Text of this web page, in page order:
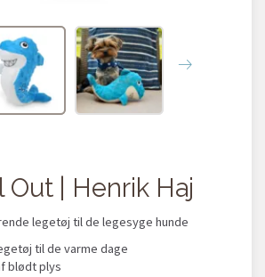
Out | Henrik Haj
legetøj til de legesyge hunde
til de varme dage
blødt plys